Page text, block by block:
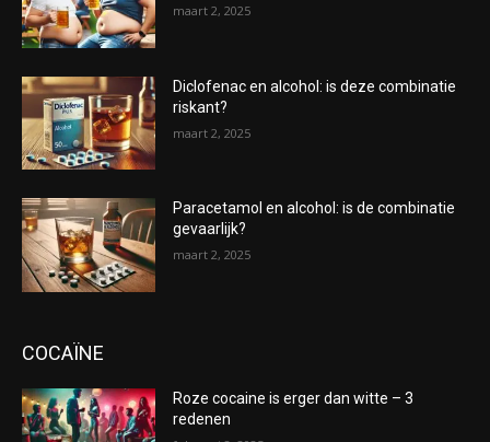
maart 2, 2025
Diclofenac en alcohol: is deze combinatie
riskant?
maart 2, 2025
Paracetamol en alcohol: is de combinatie
gevaarlijk?
maart 2, 2025
COCAÏNE
Roze cocaine is erger dan witte – 3
redenen